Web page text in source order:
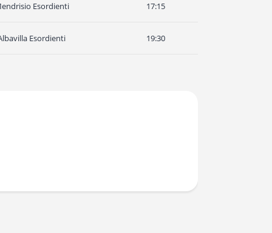
Esordienti 17:15
Esordienti 19:30